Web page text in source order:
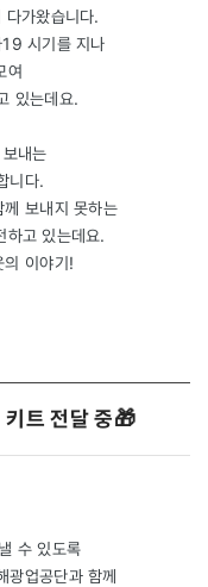
가왔습니다.
시기를 지나
여
있는데요.
내는
니다.
보내지 못하는
하고 있는데요.
의 이야기!
트 전달 중🎁
수 있도록
광업공단과 함께